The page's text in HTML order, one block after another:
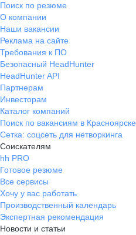
Поиск по резюме
О компании
Наши вакансии
Реклама на сайте
Требования к ПО
Безопасный HeadHunter
HeadHunter API
Партнерам
Инвесторам
Каталог компаний
Поиск по вакансиям в Красноярске
Сетка: соцсеть для нетворкинга
Соискателям
hh PRO
Готовое резюме
Все сервисы
Хочу у вас работать
Производственный календарь
Экспертная рекомендация
Новости и статьи